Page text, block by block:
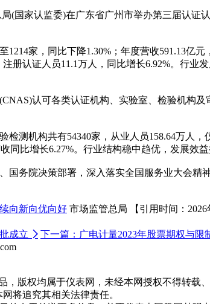
局(国家认监委)在广东省广州市举办第三届认
家，同比下降1.30%；年度营收591.13亿元
注册认证人员11.1万人，同比增长6.92%。行
认可各类认证机构、实验室、检验机构及
机构共有54340家，从业人员158.64万人，
同比增长6.27%。行业结构稳中趋优，发展效
务院决策部署，深入落实全国服务业大会精
向新向优向好 市场监管总局 【引用时间：2026
成立  下一篇：广电计量2023年股票期权与
，版权均属于仪表网，未经本网授权不得转
将追究其相关法律责任。